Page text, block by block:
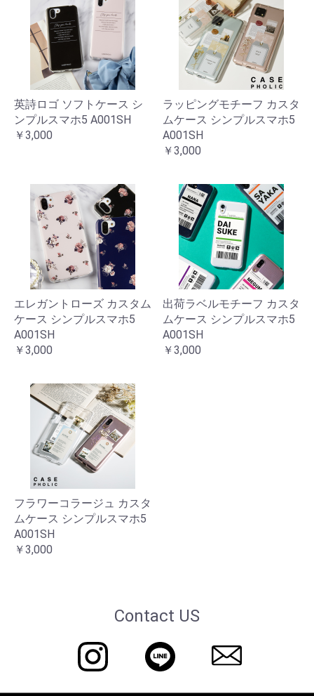
英詩ロゴ ソフトケース シ
ンプルスマホ5 A001SH
￥3,000
ラッピングモチーフ カスタ
ムケース シンプルスマホ5
A001SH
￥3,000
エレガントローズ カスタム
ケース シンプルスマホ5
A001SH
￥3,000
出荷ラベルモチーフ カスタ
ムケース シンプルスマホ5
A001SH
￥3,000
フラワーコラージュ カスタ
ムケース シンプルスマホ5
A001SH
￥3,000
Contact US